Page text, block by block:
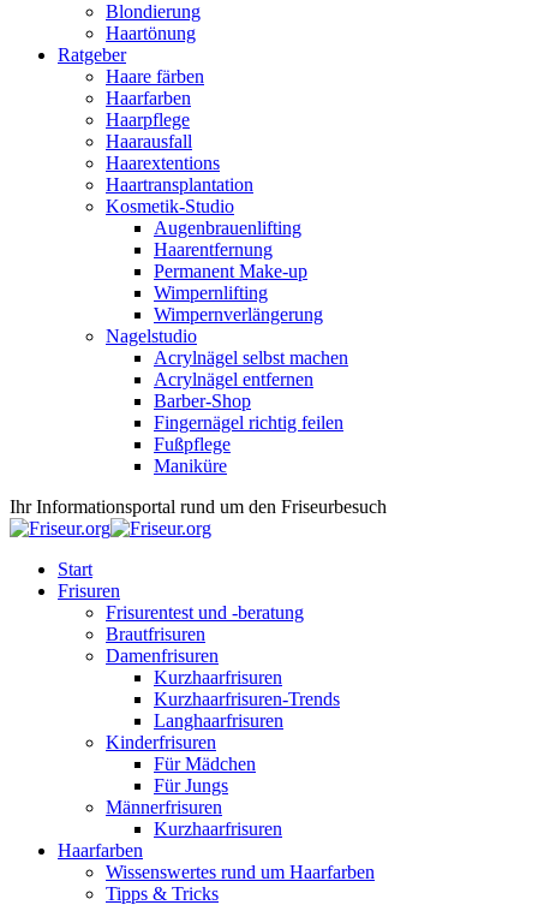
Blondierung
Haartönung
Ratgeber
Haare färben
Haarfarben
Haarpflege
Haarausfall
Haarextentions
Haartransplantation
Kosmetik-Studio
Augenbrauenlifting
Haarentfernung
Permanent Make-up
Wimpernlifting
Wimpernverlängerung
Nagelstudio
Acrylnägel selbst machen
Acrylnägel entfernen
Barber-Shop
Fingernägel richtig feilen
Fußpflege
Maniküre
Ihr Informationsportal rund um den Friseurbesuch
Start
Frisuren
Frisurentest und -beratung
Brautfrisuren
Damenfrisuren
Kurzhaarfrisuren
Kurzhaarfrisuren-Trends
Langhaarfrisuren
Kinderfrisuren
Für Mädchen
Für Jungs
Männerfrisuren
Kurzhaarfrisuren
Haarfarben
Wissenswertes rund um Haarfarben
Tipps & Tricks